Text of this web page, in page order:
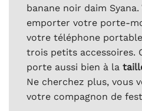
banane noir daim
emporter votre porte-
votre téléphone
trois petits accessoires.
porte aussi bien à la
Ne cherchez plus, vous
votre compagnon de